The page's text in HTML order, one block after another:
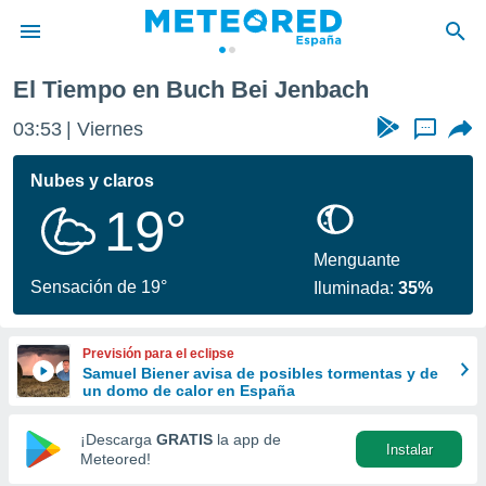
de
por
se
calidad.
a este
las
y
forma
digital
basada
El Tiempo en Buch Bei Jenbach
03:53 Viernes ...
Nubes y claros
19°
Sensación de 19°
Menguante
Iluminada:35%
Previsión para el eclipse
Samuel Biener avisa de posibles tormentas y de
un domo de calor en España
¡Descarga GRATIS la app de
Meteored!
Instalar